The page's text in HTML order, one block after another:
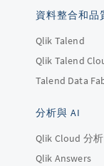
資料整合和品
Qlik Talend
Qlik Talend
Talend Data
分析與 AI
Qlik Cloud 分析
Qlik Answers